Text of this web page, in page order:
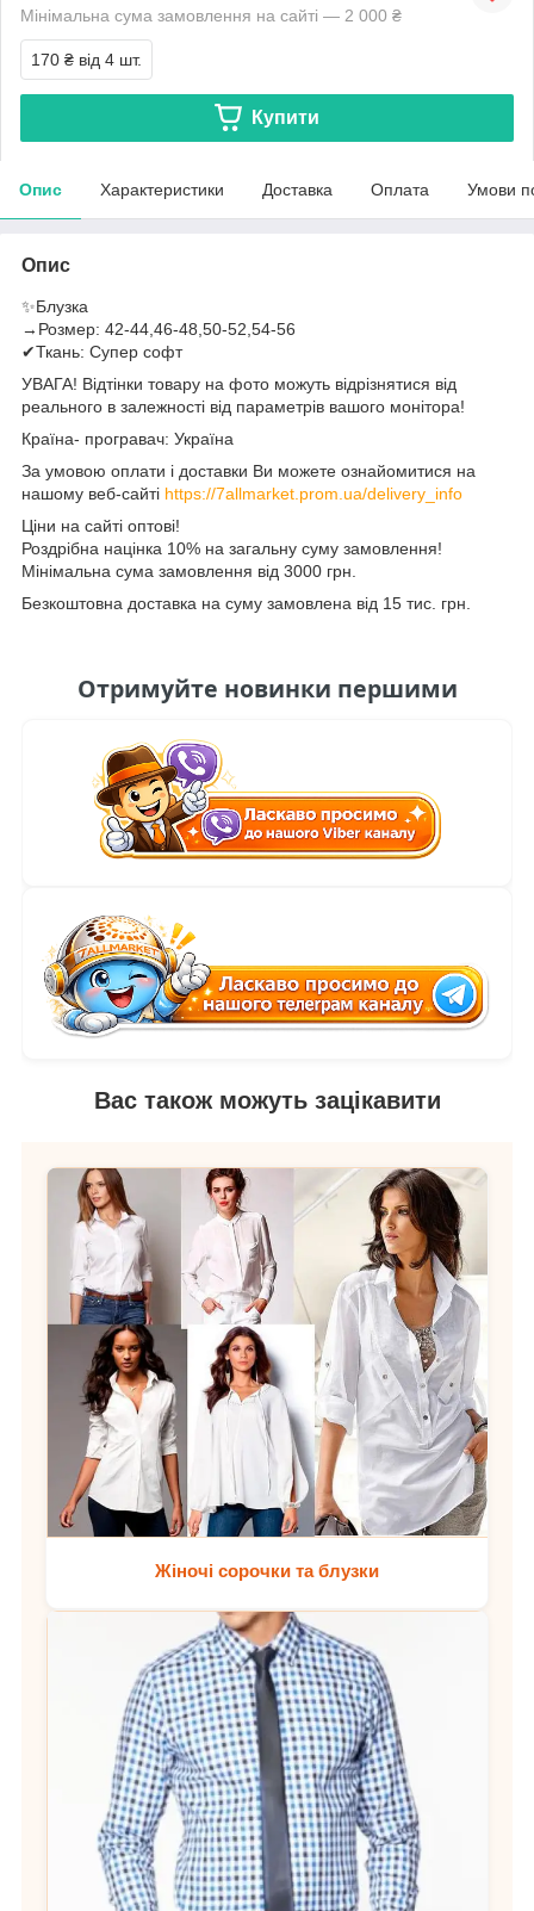
Мінімальна сума замовлення на сайті — 2 000 ₴
170 ₴ від 4 шт.
Купити
Опис Характеристики Доставка Оплата Умови
Опис
✨Блузка
→Розмер: 42-44,46-48,50-52,54-56
✔Ткань: Супер софт
УВАГА! Відтінки товару на фото можуть відрізнятися від
реального в залежності від параметрів вашого монітора!
Країна- програвач: Україна
За умовою оплати і доставки Ви можете ознайомитися на
нашому веб-сайті https://7allmarket.prom.ua/delivery_info
Ціни на сайті оптові!
Роздрібна націнка 10% на загальну суму замовлення!
Мінімальна сума замовлення від 3000 грн.
Безкоштовна доставка на суму замовлена від 15 тис. грн.
Отримуйте новинки першими
Вас також можуть зацікавити
Жіночі сорочки та блузки